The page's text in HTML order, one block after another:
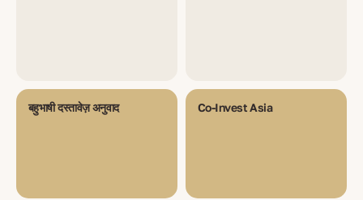
बहुभाषी दस्तावेज़ अनुवाद Co-Invest Asia